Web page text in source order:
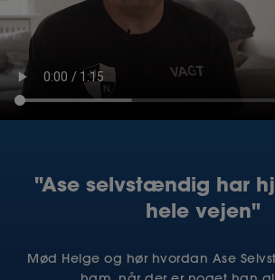
"Ase selvstændig har
hele vejen"
Mød Helge og hør hvordan Ase